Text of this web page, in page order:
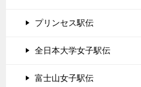
プリンセス駅伝
全日本大学女子駅伝
富士山女子駅伝